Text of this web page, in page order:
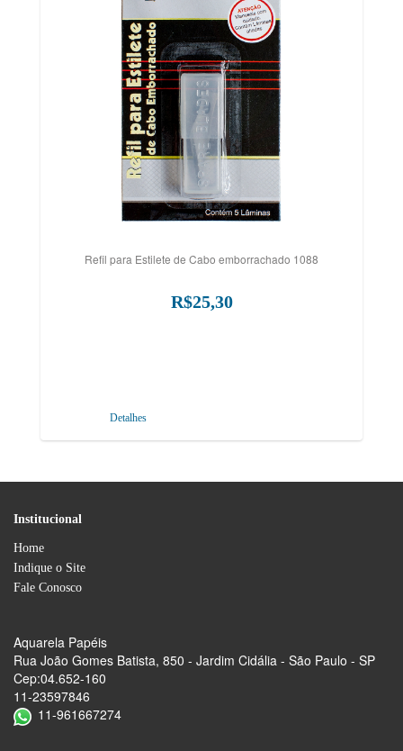
Refil para Estilete de Cabo emborrachado 1088
R$25,30
Detalhes
Institucional
Home
Indique o Site
Fale Conosco
Aquarela Papéis
Rua João Gomes Batista, 850 - Jardim Cidália - São Paulo - SP
Cep:04.652-160
11-23597846
11-961667274